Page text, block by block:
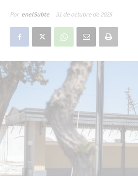
Por enelSubte 31 de octubre de 2025